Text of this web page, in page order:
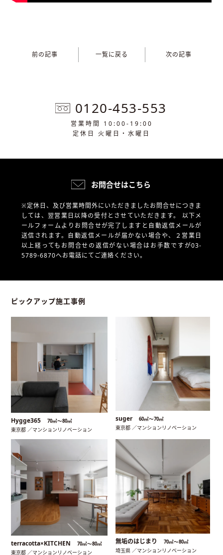
前の記事 一覧に戻る 次の記事
0120-453-553
営業時間 10:00-19:00
定休日 火曜日・水曜日
お問合せはこちら
※定休日、及び営業時間外にいただきましたお問合せにつきま
しては、翌営業日以降の受付とさせていただきます。 以下メ
ールフォームよりお問合せが完了しますと自動返信メールが
送信されます。自動返信メールが届かない場合や、
２営業日
以上経ってもお問合せの返信がない場合はお手数ですが03-
5789-6870へお電話にてご連絡ください。
ピックアップ施工事例
Hygge365 70㎡〜80㎡
東京都 ／マンションリノベーション
suger 60㎡〜70㎡
東京都 ／マンションリノベーション
terracotta×KITCHEN 70㎡〜80㎡
東京都 ／マンションリノベーション
無垢のはじまり 70㎡〜80㎡
埼玉県 ／マンションリノベーション